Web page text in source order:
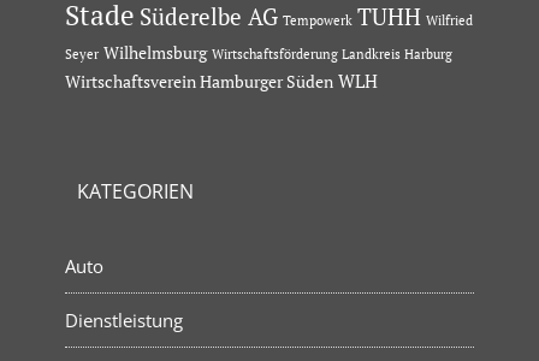
Stade Süderelbe AG Tempowerk TUHH Wilfried
Seyer Wilhelmsburg Wirtschaftsförderung Landkreis Harburg
Wirtschaftsverein Hamburger Süden WLH
KATEGORIEN
Auto
Dienstleistung